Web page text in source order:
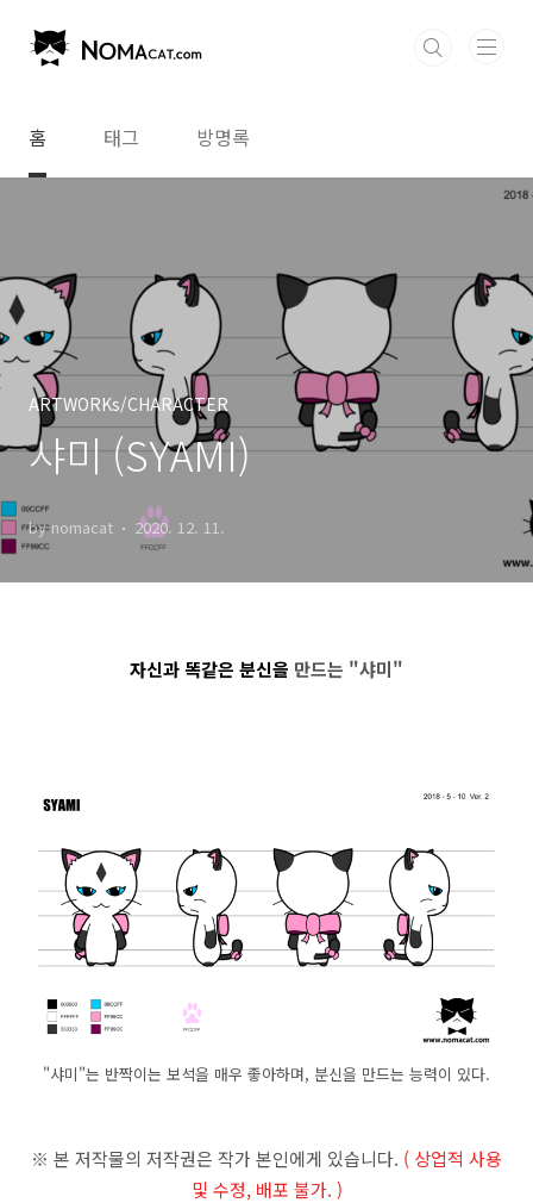
홈 태그 방명록
ARTWORKs/CHARACTER
샤미 (SYAMI)
by nomacat 2020. 12. 11.
자신과 똑같은 분신을 만드는 "샤미"
"샤미"는 반짝이는 보석을 매우 좋아하며, 분신을 만드는 능력이 있다.
※ 본 저작물의 저작권은 작가 본인에게 있습니다. ( 상업적 사용
및 수정, 배포 불가. )